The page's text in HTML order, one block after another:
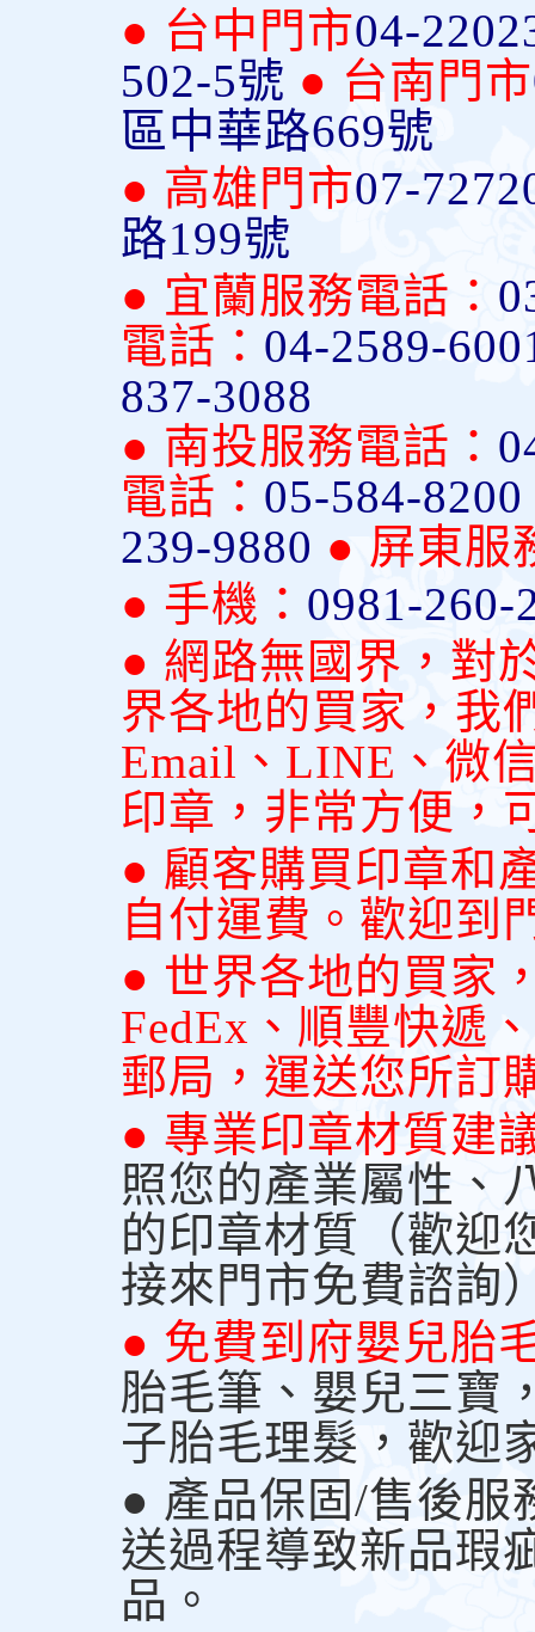
● 台中門市04-
502-5號 ● 台南門市
區中華路669號
● 高雄門市07-
路199號
● 宜蘭服務電話：
電話： 04-2589-
837-3088
● 南投服務電話：
電話： 05-584-8200
239-9880 ● 屏東服
● 手機： 0981-260-
● 網路無國界，對
界各地的買家，我
Email、LINE、微
印章，非常方便，
● 顧客購買印章和
自付運費。歡迎到
● 世界各地的買家
FedEx、順豐快遞
郵局，運送您所訂
● 專業印章材質建
照您的產業屬性、
的印章材質（歡迎
接來門市免費諮詢
● 免費到府嬰兒胎
胎毛筆、嬰兒三寶
子胎毛理髮，歡迎
● 產品保固/售後服
送過程導致新品瑕
品。